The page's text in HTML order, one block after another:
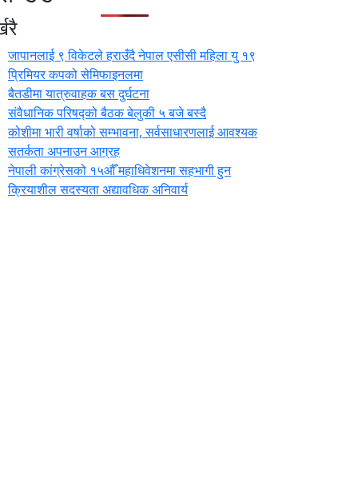
जापानलाई ९ विकेटले हराउँदै नेपाल एसीसी महिला यु १९
प्रिमियर कपको सेमिफाइनलमा
बैतडीमा यात्रुवाहक बस दुर्घटना
संवैधानिक परिषद्को बैठक बेलुकी ५ बजे बस्दै
कोशीमा भारी वर्षाको सम्भावना, सर्वसाधारणलाई आवश्यक
सतर्कता अपनाउन आग्रह
नेपाली कांग्रेसको १५औँ महाधिवेशनमा सहभागी हुन
क्रियाशील सदस्यता अद्यावधिक अनिवार्य